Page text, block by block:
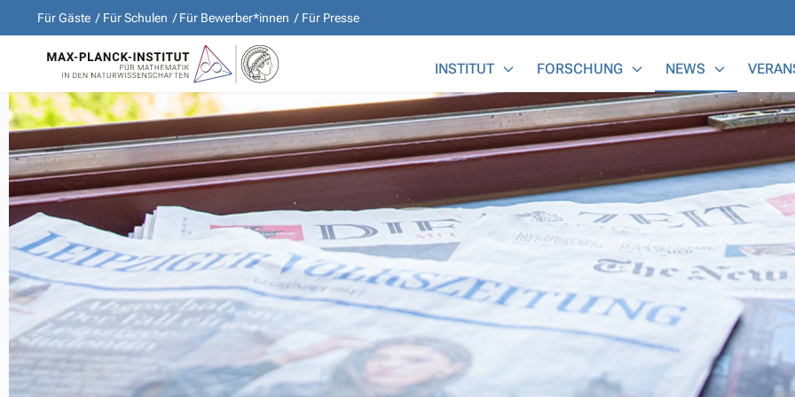
Für Gäste Für Schulen Für Bewerber*innen Für Presse
INSTITUT FORSCHUNG NEWS